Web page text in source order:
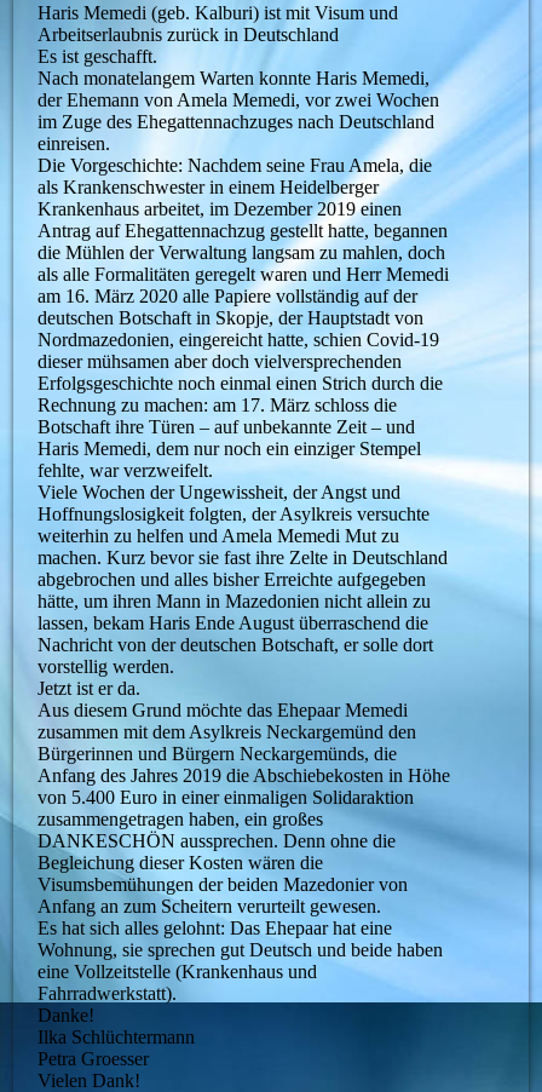
Haris Memedi (geb. Kalburi) ist mit Visum und
Arbeitserlaubnis zurück in Deutschland
Es ist geschafft.
Nach monatelangem Warten konnte Haris Memedi,
der Ehemann von Amela Memedi, vor zwei Wochen
im Zuge des Ehegattennachzuges nach Deutschland
einreisen.
Die Vorgeschichte: Nachdem seine Frau Amela, die
als Krankenschwester in einem Heidelberger
Krankenhaus arbeitet, im Dezember 2019 einen
Antrag auf Ehegattennachzug gestellt hatte, begannen
die Mühlen der Verwaltung langsam zu mahlen, doch
als alle Formalitäten geregelt waren und Herr Memedi
am 16. März 2020 alle Papiere vollständig auf der
deutschen Botschaft in Skopje, der Hauptstadt von
Nordmazedonien, eingereicht hatte, schien Covid-19
dieser mühsamen aber doch vielversprechenden
Erfolgsgeschichte noch einmal einen Strich durch die
Rechnung zu machen: am 17. März schloss die
Botschaft ihre Türen – auf unbekannte Zeit – und
Haris Memedi, dem nur noch ein einziger Stempel
fehlte, war verzweifelt.
Viele Wochen der Ungewissheit, der Angst und
Hoffnungslosigkeit folgten, der Asylkreis versuchte
weiterhin zu helfen und Amela Memedi Mut zu
machen. Kurz bevor sie fast ihre Zelte in Deutschland
abgebrochen und alles bisher Erreichte aufgegeben
hätte, um ihren Mann in Mazedonien nicht allein zu
lassen, bekam Haris Ende August überraschend die
Nachricht von der deutschen Botschaft, er solle dort
vorstellig werden.
Jetzt ist er da.
Aus diesem Grund möchte das Ehepaar Memedi
zusammen mit dem Asylkreis Neckargemünd den
Bürgerinnen und Bürgern Neckargemünds, die
Anfang des Jahres 2019 die Abschiebekosten in Höhe
von 5.400 Euro in einer einmaligen Solidaraktion
zusammengetragen haben, ein großes
DANKESCHÖN aussprechen. Denn ohne die
Begleichung dieser Kosten wären die
Visumsbemühungen der beiden Mazedonier von
Anfang an zum Scheitern verurteilt gewesen.
Es hat sich alles gelohnt: Das Ehepaar hat eine
Wohnung, sie sprechen gut Deutsch und beide haben
eine Vollzeitstelle (Krankenhaus und
Fahrradwerkstatt).
Danke!
Ilka Schlüchtermann
Petra Groesser
Vielen Dank!